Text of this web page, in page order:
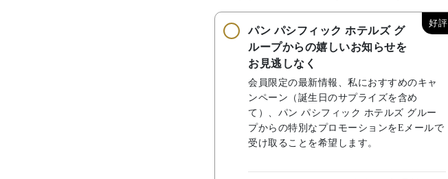
好評
パン パシフィック ホテルズ グ
ループからの嬉しいお知らせを
お見逃しなく
会員限定の最新情報、私におすすめのキャ
ンペーン（誕生日のサプライズを含め
て）、パン パシフィック ホテルズ グルー
プからの特別なプロモーションをEメールで
受け取ることを希望します。